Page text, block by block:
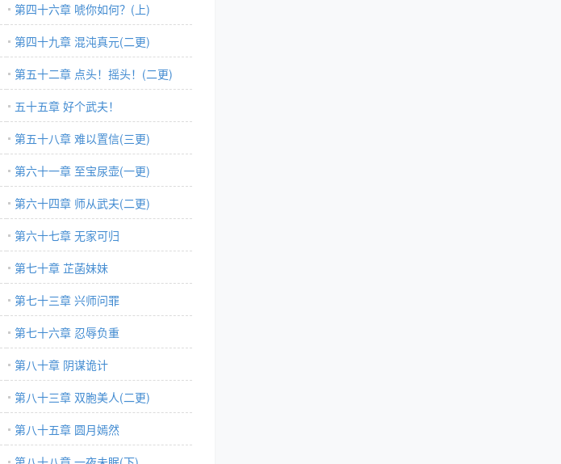
第四十六章 唬你如何？(上)
第四十九章 混沌真元(二更)
第五十二章 点头！摇头！(二更)
五十五章 好个武夫！
第五十八章 难以置信(三更)
第六十一章 至宝尿壶(一更)
第六十四章 师从武夫(二更)
第六十七章 无家可归
第七十章 芷菡妹妹
第七十三章 兴师问罪
第七十六章 忍辱负重
第八十章 阴谋诡计
第八十三章 双胞美人(二更)
第八十五章 圆月嫣然